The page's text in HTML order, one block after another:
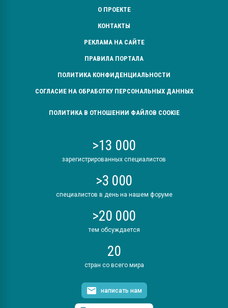
О ПРОЕКТЕ
КОНТАКТЫ
РЕКЛАМА НА САЙТЕ
ПРАВИЛА ПОРТАЛА
ПОЛИТИКА КОНФИДЕНЦИАЛЬНОСТИ
СОГЛАСИЕ НА ОБРАБОТКУ ПЕРСОНАЛЬНЫХ ДАННЫХ
ПОЛИТИКА В ОТНОШЕНИИ ФАЙЛОВ COOKIE
>13 000
зарегистрированных специалистов
>3 000
специалистов в день на нашем форуме
>20 000
тем обсуждается
20
стран со всего мира
написать нам